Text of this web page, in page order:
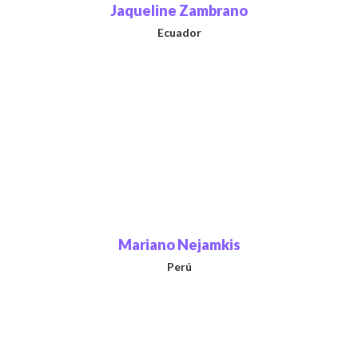
Jaqueline Zambrano
Ecuador
Mariano Nejamkis
Perú